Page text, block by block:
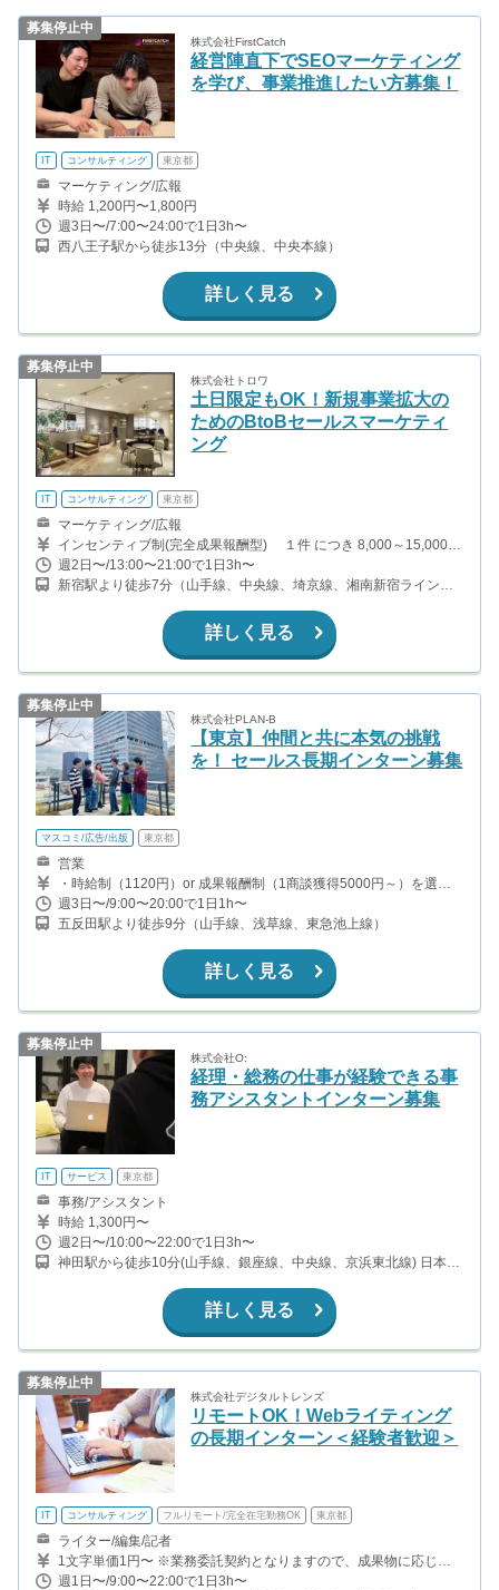
募集停止中
株式会社FirstCatch
経営陣直下でSEOマーケティング
を学び、事業推進したい方募集！
IT コンサルティング 東京都
マーケティング/広報
時給 1,200円〜1,800円
週3日〜/7:00〜24:00で1日3h〜
西八王子駅から徒歩13分（中央線、中央本線）
詳しく見る
募集停止中
株式会社トロワ
土日限定もOK！新規事業拡大の
ためのBtoBセールスマーケティ
ング
IT コンサルティング 東京都
マーケティング/広報
インセンティブ制(完全成果報酬型) １件 につき 8,000～15,000円
※研修中も同額支給 ●その他 達成インセンティブ／ラン
キングインセンティブなど様々な インセンティブがありま
す！ 【周囲とは比較出来ない位の高収入が実現可能！】 月給40万
円以上稼ぐインターン生も在籍中です！ ※稼働時間に応じて交通費
支給あり ※上記のインセンティブは一例です ※一定以上の成果を
上げた場合、学生のうちから別途責任者手当もあり
週2日〜/13:00〜21:00で1日3h〜
新宿駅より徒歩7分（山手線、中央線、埼京線、湘南新宿ライン、
詳しく見る
募集停止中
株式会社PLAN-B
【東京】仲間と共に本気の挑戦
を！ セールス長期インターン募集
マスコミ/広告/出版 東京都
営業
・時給制（1120円）or 成果報酬制（1商談獲得5000円～）を選択
できます
週3日〜/9:00〜20:00で1日1h〜
五反田駅より徒歩9分（山手線、浅草線、東急池上線）
詳しく見る
募集停止中
株式会社O:
経理・総務の仕事が経験できる事
務アシスタントインターン募集
IT サービス 東京都
事務/アシスタント
時給 1,300円〜
週2日〜/10:00〜22:00で1日3h〜
神田駅から徒歩10分(山手線、銀座線、中央線、京浜東北線) 日本橋
座線、半蔵門線) 又は溜池山王オフィス(三菱総研内 南北線・銀座
詳しく見る
募集停止中
株式会社デジタルトレンズ
リモートOK！Webライティング
の長期インターン＜経験者歓迎＞
IT コンサルティング フルリモート/完全在宅勤務OK 東京都
ライター/編集/記者
1文字単価1円〜 ※業務委託契約となりますので、成果物に応じた
金額とさせていただいております。 ※Web面接、リモートワーク可
週1日〜/9:00〜22:00で1日3h〜